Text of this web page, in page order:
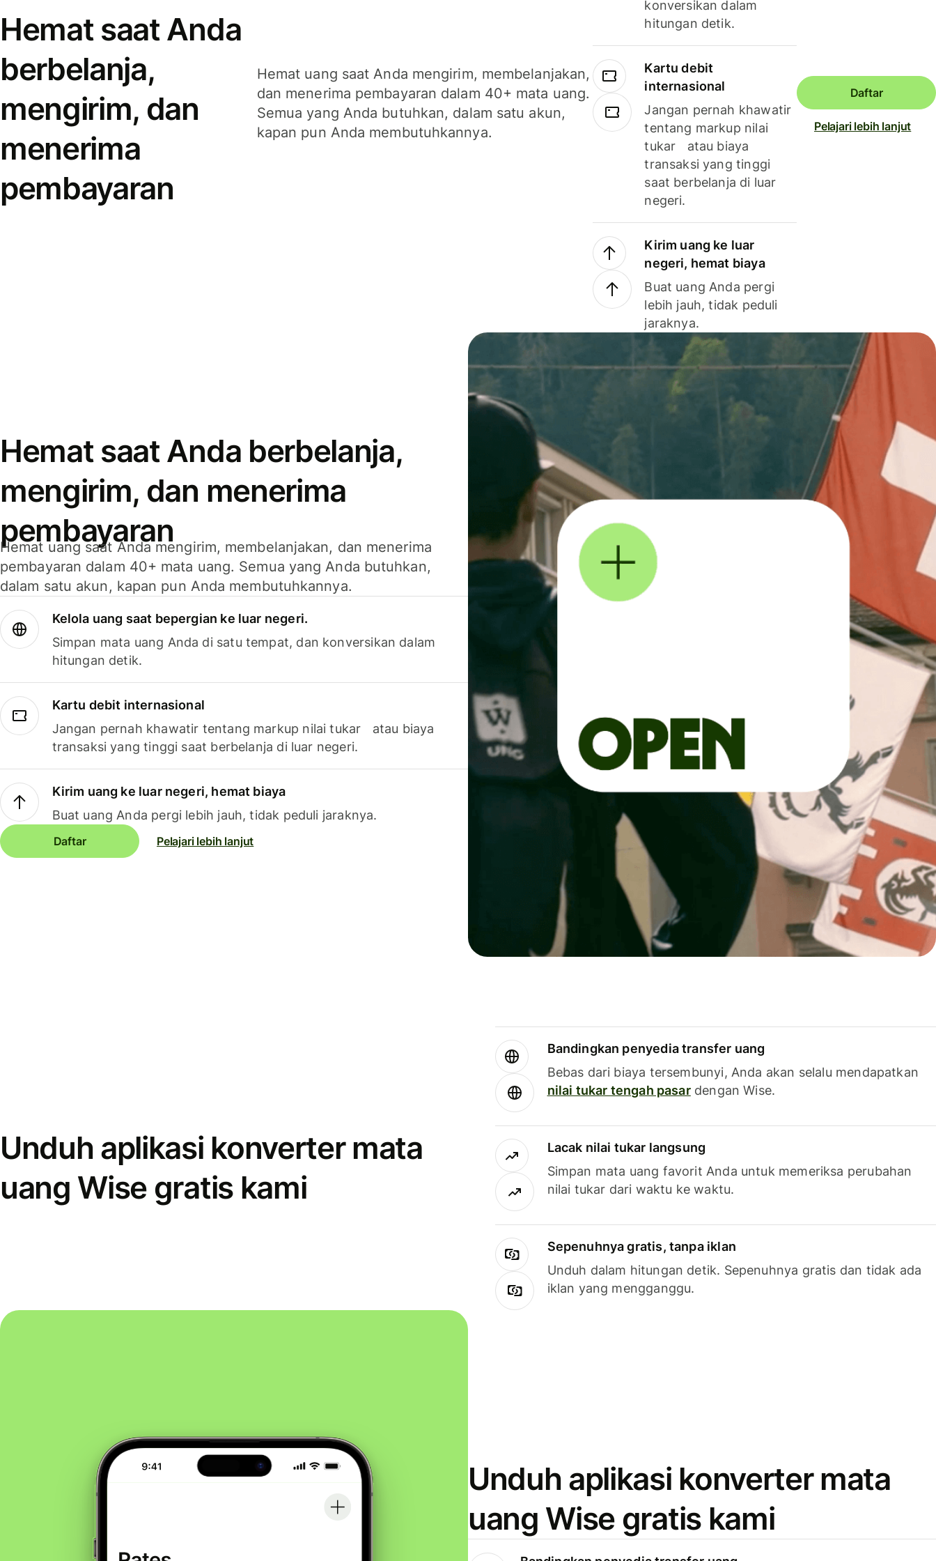
Hemat saat Anda
berbelanja,
mengirim, dan
menerima
pembayaran
Hemat uang saat Anda mengirim, membelanjakan,
dan menerima pembayaran dalam 40+ mata uang.
Semua yang Anda butuhkan, dalam satu akun,
kapan pun Anda membutuhkannya.
konversikan dalam
hitungan detik.
Kartu debit
internasional
Jangan pernah khawatir
tentang markup nilai
tukar atau biaya
transaksi yang tinggi
saat berbelanja di luar
negeri.
Kirim uang ke luar
negeri, hemat biaya
Buat uang Anda pergi
lebih jauh, tidak peduli
jaraknya.
Daftar
Pelajari lebih lanjut
Hemat saat Anda berbelanja,
mengirim, dan menerima
pembayaran
Hemat uang saat Anda mengirim, membelanjakan, dan menerima
pembayaran dalam 40+ mata uang. Semua yang Anda butuhkan,
dalam satu akun, kapan pun Anda membutuhkannya.
Kelola uang saat bepergian ke luar negeri.
Simpan mata uang Anda di satu tempat, dan konversikan dalam
hitungan detik.
Kartu debit internasional
Jangan pernah khawatir tentang markup nilai tukar atau biaya
transaksi yang tinggi saat berbelanja di luar negeri.
Kirim uang ke luar negeri, hemat biaya
Buat uang Anda pergi lebih jauh, tidak peduli jaraknya.
Daftar Pelajari lebih lanjut
Unduh aplikasi konverter mata
uang Wise gratis kami
Bandingkan penyedia transfer uang
Bebas dari biaya tersembunyi, Anda akan selalu mendapatkan
nilai tukar tengah pasardengan Wise.
Lacak nilai tukar langsung
Simpan mata uang favorit Anda untuk memeriksa perubahan
nilai tukar dari waktu ke waktu.
Sepenuhnya gratis, tanpa iklan
Unduh dalam hitungan detik. Sepenuhnya gratis dan tidak ada
iklan yang mengganggu.
Unduh aplikasi konverter mata
uang Wise gratis kami